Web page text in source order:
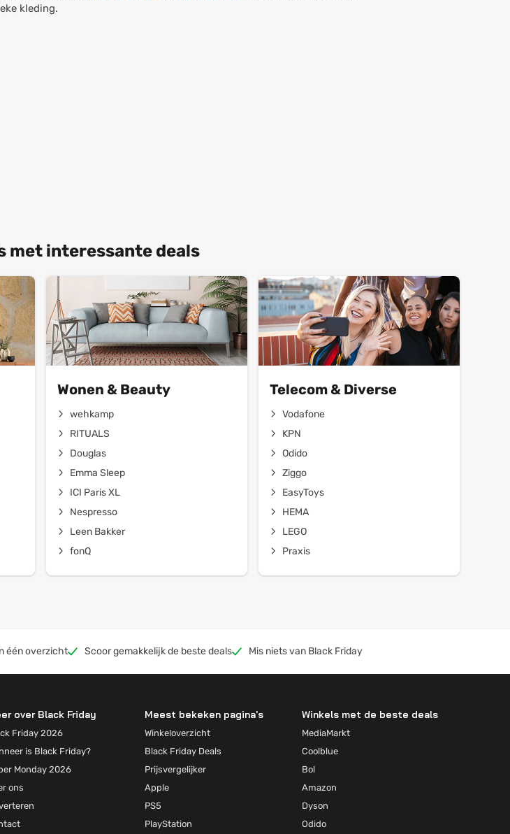
kleding.
met interessante deals
Wonen & Beauty
wehkamp
RITUALS
Douglas
Emma Sleep
ICI Paris XL
Nespresso
Leen Bakker
fonQ
Telecom & Diverse
Vodafone
KPN
Odido
Ziggo
EasyToys
HEMA
LEGO
Praxis
één overzicht Scoor gemakkelijk de beste deals Mis niets van Black Friday
over Black Friday
Friday 2026
is Black Friday?
Monday 2026
ons
Meest bekeken pagina's
Winkeloverzicht
Black Friday Deals
Prijsvergelijker
Apple
PS5
PlayStation
Winkels met de beste deals
MediaMarkt
Coolblue
Bol
Amazon
Dyson
Odido